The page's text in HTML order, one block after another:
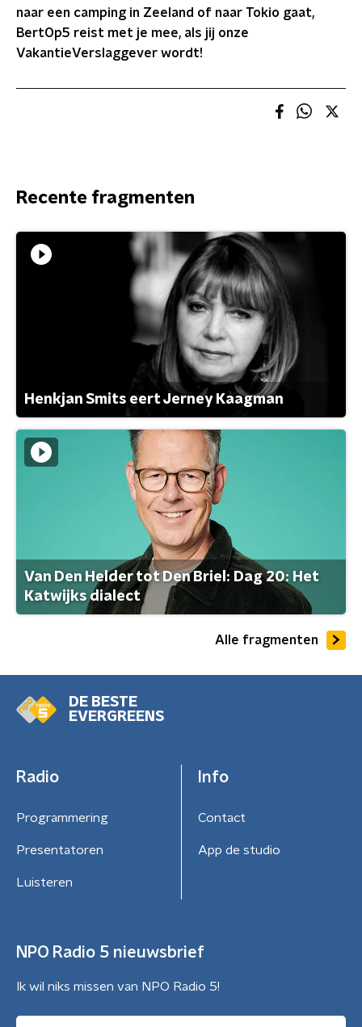
naar een camping in Zeeland of naar Tokio gaat,
BertOp5 reist met je mee, als jij onze
VakantieVerslaggever wordt!
Recente fragmenten
Henkjan Smits eert Jerney Kaagman
Van Den Helder tot Den Briel: Dag 20: Het
Katwijks dialect
Alle fragmenten
DE BESTE
EVERGREENS
Radio
Programmering
Presentatoren
Luisteren
Info
Contact
App de studio
NPO Radio 5 nieuwsbrief
Ik wil niks missen van NPO Radio 5!